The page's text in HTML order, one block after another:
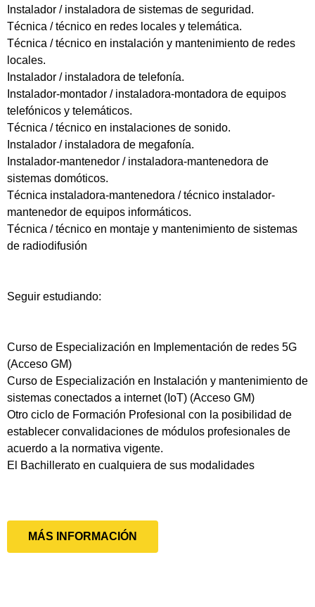
Instalador / instaladora de sistemas de seguridad.
Técnica / técnico en redes locales y telemática.
Técnica / técnico en instalación y mantenimiento de redes
locales.
Instalador / instaladora de telefonía.
Instalador-montador / instaladora-montadora de equipos
telefónicos y telemáticos.
Técnica / técnico en instalaciones de sonido.
Instalador / instaladora de megafonía.
Instalador-mantenedor / instaladora-mantenedora de
sistemas domóticos.
Técnica instaladora-mantenedora / técnico instalador-
mantenedor de equipos informáticos.
Técnica / técnico en montaje y mantenimiento de sistemas
de radiodifusión
Seguir estudiando:
Curso de Especialización en Implementación de redes 5G
(Acceso GM)
Curso de Especialización en Instalación y mantenimiento de
sistemas conectados a internet (IoT) (Acceso GM)
Otro ciclo de Formación Profesional con la posibilidad de
establecer convalidaciones de módulos profesionales de
acuerdo a la normativa vigente.
El Bachillerato en cualquiera de sus modalidades
MÁS INFORMACIÓN